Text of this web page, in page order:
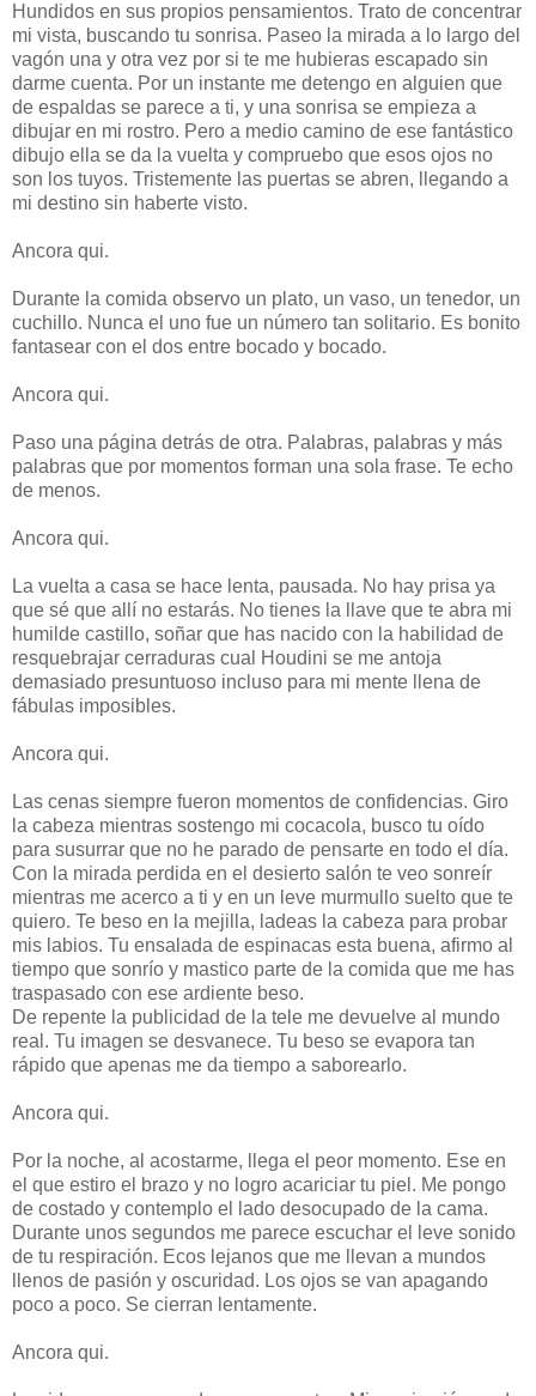
Hundidos en sus propios pensamientos. Trato de concentrar
mi vista, buscando tu sonrisa. Paseo la mirada a lo largo del
vagón una y otra vez por si te me hubieras escapado sin
darme cuenta. Por un instante me detengo en alguien que
de espaldas se parece a ti, y una sonrisa se empieza a
dibujar en mi rostro. Pero a medio camino de ese fantástico
dibujo ella se da la vuelta y compruebo que esos ojos no
son los tuyos. Tristemente las puertas se abren, llegando a
mi destino sin haberte visto.
Ancora qui.
Durante la comida observo un plato, un vaso, un tenedor, un
cuchillo. Nunca el uno fue un número tan solitario. Es bonito
fantasear con el dos entre bocado y bocado.
Ancora qui.
Paso una página detrás de otra. Palabras, palabras y más
palabras que por momentos forman una sola frase. Te echo
de menos.
Ancora qui.
La vuelta a casa se hace lenta, pausada. No hay prisa ya
que sé que allí no estarás. No tienes la llave que te abra mi
humilde castillo, soñar que has nacido con la habilidad de
resquebrajar cerraduras cual Houdini se me antoja
demasiado presuntuoso incluso para mi mente llena de
fábulas imposibles.
Ancora qui.
Las cenas siempre fueron momentos de confidencias. Giro
la cabeza mientras sostengo mi cocacola, busco tu oído
para susurrar que no he parado de pensarte en todo el día.
Con la mirada perdida en el desierto salón te veo sonreír
mientras me acerco a ti y en un leve murmullo suelto que te
quiero. Te beso en la mejilla, ladeas la cabeza para probar
mis labios. Tu ensalada de espinacas esta buena, afirmo al
tiempo que sonrío y mastico parte de la comida que me has
traspasado con ese ardiente beso.
De repente la publicidad de la tele me devuelve al mundo
real. Tu imagen se desvanece. Tu beso se evapora tan
rápido que apenas me da tiempo a saborearlo.
Ancora qui.
Por la noche, al acostarme, llega el peor momento. Ese en
el que estiro el brazo y no logro acariciar tu piel. Me pongo
de costado y contemplo el lado desocupado de la cama.
Durante unos segundos me parece escuchar el leve sonido
de tu respiración. Ecos lejanos que me llevan a mundos
llenos de pasión y oscuridad. Los ojos se van apagando
poco a poco. Se cierran lentamente.
Ancora qui.